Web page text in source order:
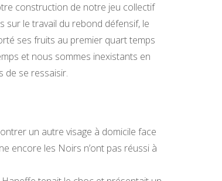
construction de notre jeu collectif
sur le travail du rebond défensif, le
ses fruits au premier quart temps
et nous sommes inexistants en
de se ressaisir.
un autre visage à domicile face
encore les Noirs n’ont pas réussi à